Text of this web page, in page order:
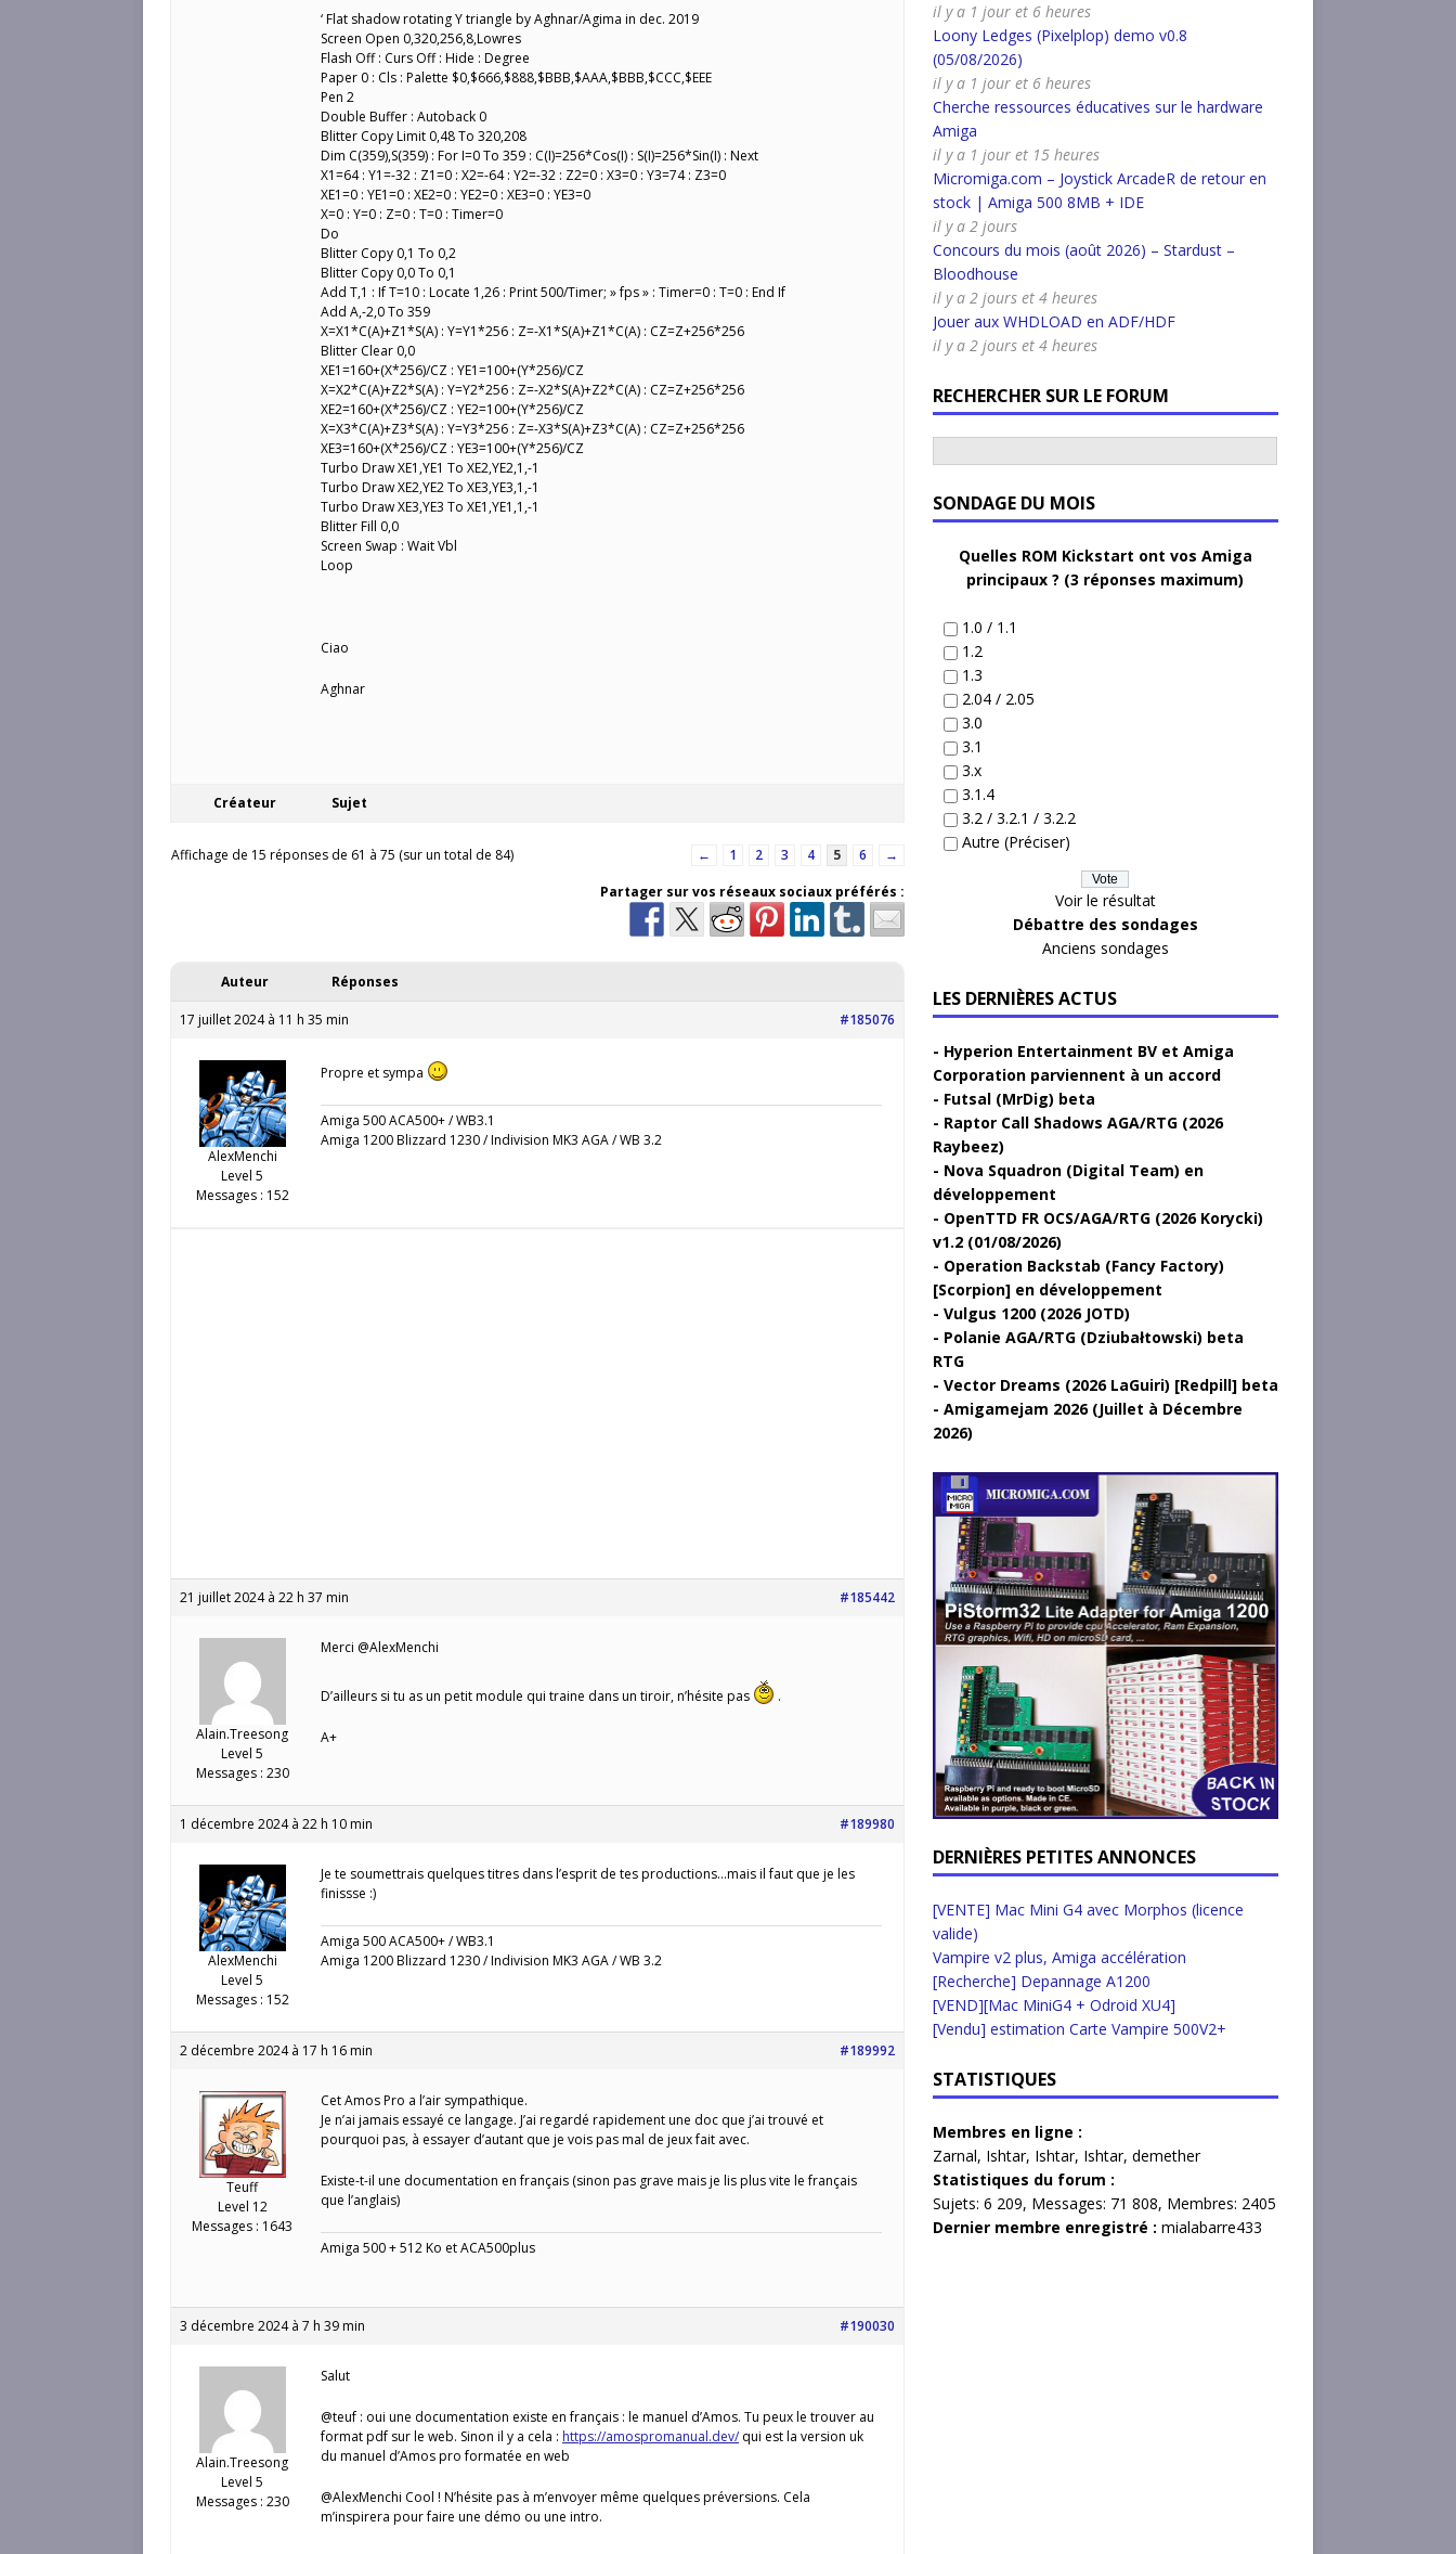
‘ Flat shadow rotating Y triangle by Aghnar/Agima in dec. 2019
Screen Open 0,320,256,8,Lowres
Flash Off : Curs Off : Hide : Degree
Paper 0 : Cls : Palette $0,$666,$888,$BBB,$AAA,$BBB,$CCC,$EEE
Pen 2
Double Buffer : Autoback 0
Blitter Copy Limit 0,48 To 320,208
Dim C(359),S(359) : For I=0 To 359 : C(I)=256*Cos(I) : S(I)=256*Sin(I) : Next
X1=64 : Y1=-32 : Z1=0 : X2=-64 : Y2=-32 : Z2=0 : X3=0 : Y3=74 : Z3=0
XE1=0 : YE1=0 : XE2=0 : YE2=0 : XE3=0 : YE3=0
X=0 : Y=0 : Z=0 : T=0 : Timer=0
Do
Blitter Copy 0,1 To 0,2
Blitter Copy 0,0 To 0,1
Add T,1 : If T=10 : Locate 1,26 : Print 500/Timer; » fps » : Timer=0 : T=0 : End If
Add A,-2,0 To 359
X=X1*C(A)+Z1*S(A) : Y=Y1*256 : Z=-X1*S(A)+Z1*C(A) : CZ=Z+256*256
Blitter Clear 0,0
XE1=160+(X*256)/CZ : YE1=100+(Y*256)/CZ
X=X2*C(A)+Z2*S(A) : Y=Y2*256 : Z=-X2*S(A)+Z2*C(A) : CZ=Z+256*256
XE2=160+(X*256)/CZ : YE2=100+(Y*256)/CZ
X=X3*C(A)+Z3*S(A) : Y=Y3*256 : Z=-X3*S(A)+Z3*C(A) : CZ=Z+256*256
XE3=160+(X*256)/CZ : YE3=100+(Y*256)/CZ
Turbo Draw XE1,YE1 To XE2,YE2,1,-1
Turbo Draw XE2,YE2 To XE3,YE3,1,-1
Turbo Draw XE3,YE3 To XE1,YE1,1,-1
Blitter Fill 0,0
Screen Swap : Wait Vbl
Loop
Ciao
Aghnar
Créateur Sujet
Affichage de 15 réponses de 61 à 75 (sur un total de 84) ← 1 2 3 4 5 6
→
Partager sur vos réseaux sociaux préférés :
Auteur Réponses
17 juillet 2024 à 11 h 35 min #185076
AlexMenchi
Level 5
Messages : 152
Propre et sympa
Amiga 500 ACA500+ / WB3.1
Amiga 1200 Blizzard 1230 / Indivision MK3 AGA / WB 3.2
21 juillet 2024 à 22 h 37 min #185442
Alain.Treesong
Level 5
Messages : 230
Merci @AlexMenchi
D’ailleurs si tu as un petit module qui traine dans un tiroir, n’hésite pas .
A+
1 décembre 2024 à 22 h 10 min #189980
AlexMenchi
Level 5
Messages : 152
Je te soumettrais quelques titres dans l’esprit de tes productions…mais il faut que je les
finissse :)
Amiga 500 ACA500+ / WB3.1
Amiga 1200 Blizzard 1230 / Indivision MK3 AGA / WB 3.2
2 décembre 2024 à 17 h 16 min #189992
Teuff
Level 12
Messages : 1643
Cet Amos Pro a l’air sympathique.
Je n’ai jamais essayé ce langage. J’ai regardé rapidement une doc que j’ai trouvé et
pourquoi pas, à essayer d’autant que je vois pas mal de jeux fait avec.
Existe-t-il une documentation en français (sinon pas grave mais je lis plus vite le français
que l’anglais)
Amiga 500 + 512 Ko et ACA500plus
3 décembre 2024 à 7 h 39 min #190030
Alain.Treesong
Level 5
Messages : 230
Salut
@teuf : oui une documentation existe en français : le manuel d’Amos. Tu peux le trouver au
format pdf sur le web. Sinon il y a cela : https://amospromanual.dev/ qui est la version uk
du manuel d’Amos pro formatée en web
@AlexMenchi Cool ! N’hésite pas à m’envoyer même quelques préversions. Cela
m’inspirera pour faire une démo ou une intro.
il y a 1 jour et 6 heures
Loony Ledges (Pixelplop) demo v0.8
(05/08/2026)
il y a 1 jour et 6 heures
Cherche ressources éducatives sur le hardware
Amiga
il y a 1 jour et 15 heures
Micromiga.com – Joystick ArcadeR de retour en
stock | Amiga 500 8MB + IDE
il y a 2 jours
Concours du mois (août 2026) – Stardust –
Bloodhouse
il y a 2 jours et 4 heures
Jouer aux WHDLOAD en ADF/HDF
il y a 2 jours et 4 heures
RECHERCHER SUR LE FORUM
SONDAGE DU MOIS
Quelles ROM Kickstart ont vos Amiga
principaux ? (3 réponses maximum)
1.0 / 1.1
1.2
1.3
2.04 / 2.05
3.0
3.1
3.x
3.1.4
3.2 / 3.2.1 / 3.2.2
Autre (Préciser)
Voir le résultat
Débattre des sondages
Anciens sondages
LES DERNIÈRES ACTUS
Hyperion Entertainment BV et Amiga
Corporation parviennent à un accord
Futsal (MrDig) beta
Raptor Call Shadows AGA/RTG (2026
Raybeez)
Nova Squadron (Digital Team) en
développement
OpenTTD FR OCS/AGA/RTG (2026 Korycki)
v1.2 (01/08/2026)
Operation Backstab (Fancy Factory)
[Scorpion] en développement
Vulgus 1200 (2026 JOTD)
Polanie AGA/RTG (Dziubałtowski) beta
RTG
Vector Dreams (2026 LaGuiri) [Redpill] beta
Amigamejam 2026 (Juillet à Décembre
2026)
DERNIÈRES PETITES ANNONCES
[VENTE] Mac Mini G4 avec Morphos (licence
valide)
Vampire v2 plus, Amiga accélération
[Recherche] Depannage A1200
[VEND][Mac MiniG4 + Odroid XU4]
[Vendu] estimation Carte Vampire 500V2+
STATISTIQUES
Membres en ligne :
Zarnal, Ishtar, Ishtar, Ishtar, demether
Statistiques du forum :
Sujets: 6 209, Messages: 71 808, Membres: 2405
Dernier membre enregistré : mialabarre433